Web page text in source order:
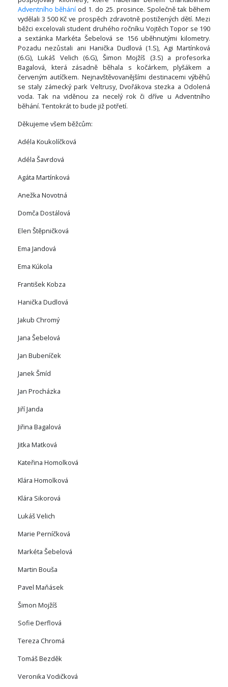
Adventního běhání od 1. do 25. prosince. Společně tak během
vydělali 3 500 Kč ve prospěch zdravotně postižených dětí. Mezi
běžci excelovali student druhého ročníku Vojtěch Topor se 190
a sextánka Markéta Šebelová se 156 uběhnutými kilometry.
Pozadu nezůstali ani Hanička Dudlová (1.S), Agi Martínková
(6.G), Lukáš Velich (6.G), Šimon Mojžíš (3.S) a profesorka
Bagalová, která zásadně běhala s kočárkem, plyšákem a
červeným autíčkem. Nejnavštěvovanějšími destinacemi výběhů
se staly zámecký park Veltrusy, Dvořákova stezka a Odolená
voda. Tak na viděnou za necelý rok či dříve u Adventního
běhání. Tentokrát to bude již potřetí.
Děkujeme všem běžcům:
Adéla Koukolíčková
Adéla Šavrdová
Agáta Martínková
Anežka Novotná
Domča Dostálová
Elen Štěpničková
Ema Jandová
Ema Kúkola
František Kobza
Hanička Dudlová
Jakub Chromý
Jana Šebelová
Jan Bubeníček
Janek Šmíd
Jan Procházka
Jiří Janda
Jiřina Bagalová
Jitka Matková
Kateřina Homolková
Klára Homolková
Klára Sikorová
Lukáš Velich
Marie Perníčková
Markéta Šebelová
Martin Bouša
Pavel Maňásek
Šimon Mojžíš
Sofie Derflová
Tereza Chromá
Tomáš Bezděk
Veronika Vodičková